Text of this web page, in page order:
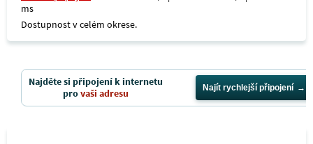
ms
Dostupnost v celém okrese.
Najděte si připojení k internetu
provaši adresu Najít rychlejší připojení